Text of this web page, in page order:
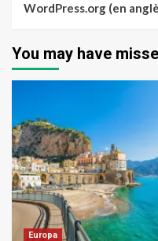
WordPress.org (en
You may have
Europa